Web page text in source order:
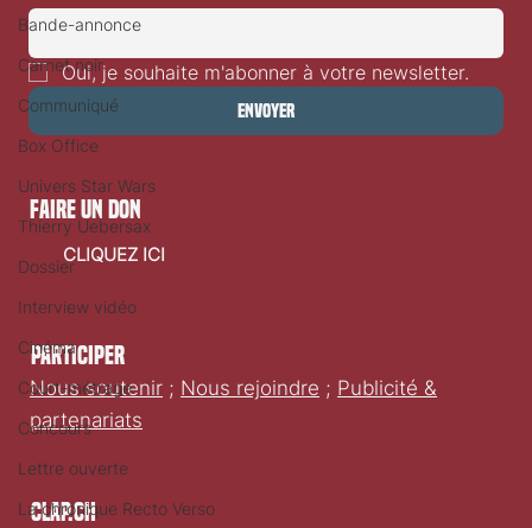
Bande-annonce
Carnet noir
Communiqué
Box Office
Univers Star Wars
Thierry Uebersax
Dossier
Interview vidéo
Cinéma
Court-métrage
Concours
Lettre ouverte
La chronique Recto Verso
Oui, je souhaite m'abonner à votre newsletter.
Envoyer
Clap.ch
Participer
Nous soutenir ; Nous rejoindre ; Publicité &
partenariats
faire un don
CLIQUEZ ICI